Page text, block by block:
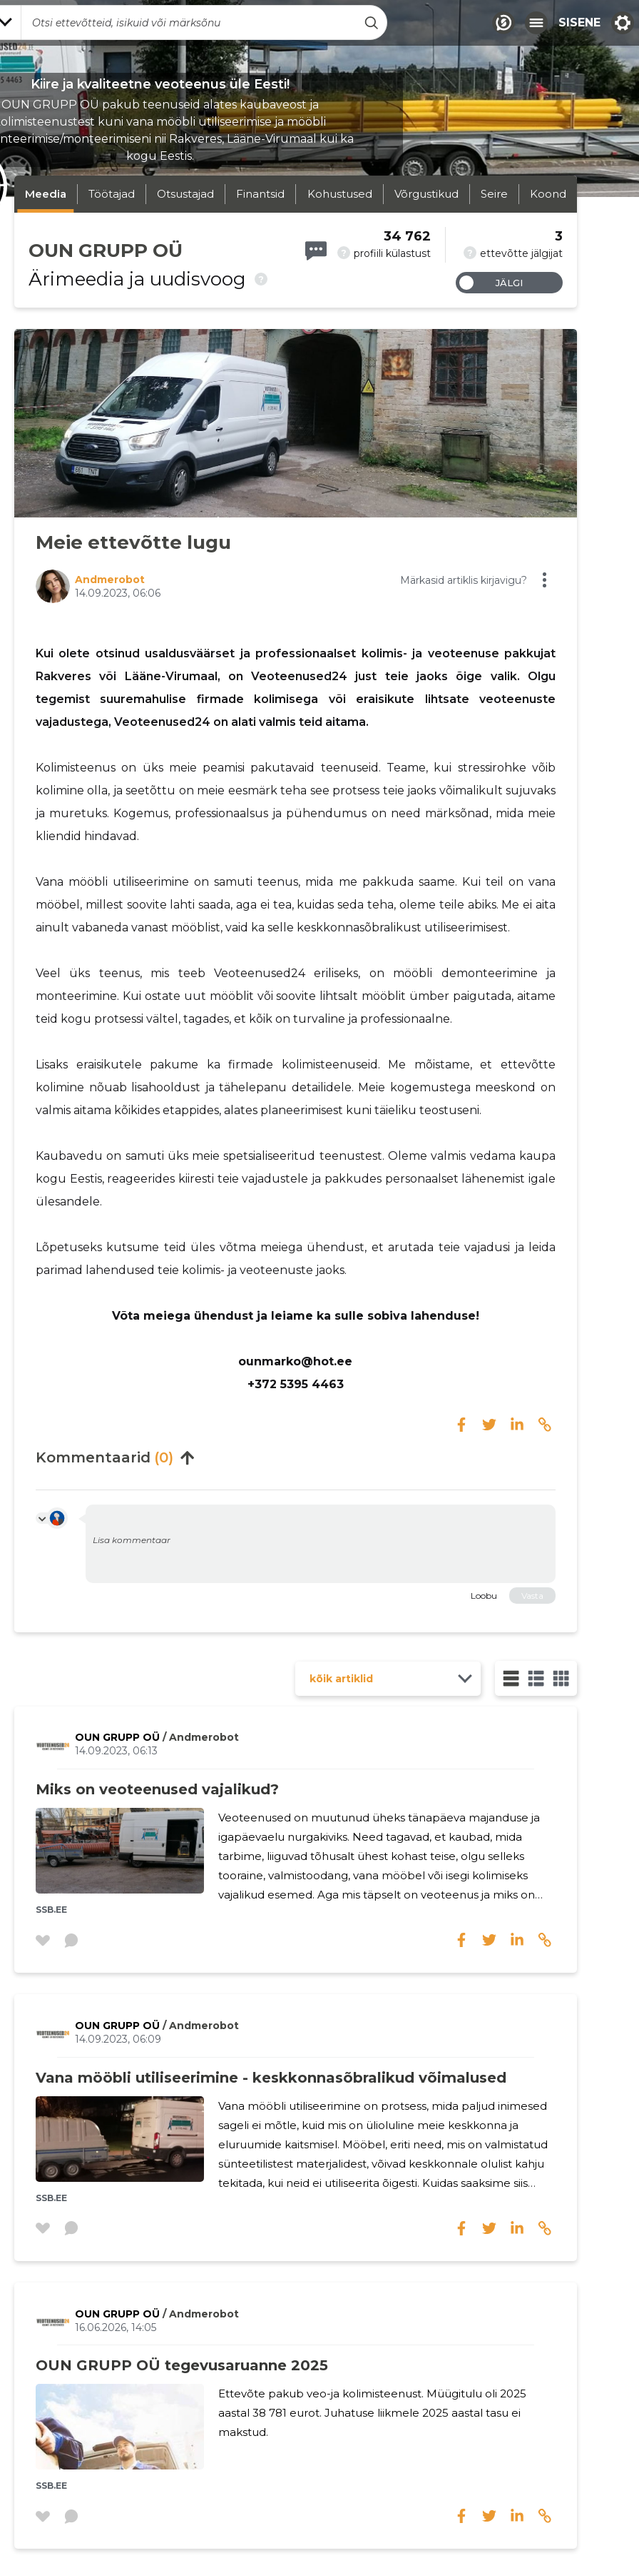
SISENE
Kiire ja kvaliteetne veoteenus üle Eesti!
OUN GRUPP OÜ pakub teenuseid alates kaubaveost ja
kuni vana mööbli utiliseerimise ja mööbli
monteerimiseni nii Rakveres, Lääne-Virumaal kui ka
kogu Eestis.
Meedia Töötajad Otsustajad Finantsid Kohustused Võrgustikud Seire Koond
OUN GRUPP OÜ
Ärimeedia ja uudisvoog
?
? profiili külastust
34 762
? ettevõtte jälgijat
3
JÄLGI
Meie ettevõtte lugu
Andmerobot
14.09.2023, 06:06
Märkasid artiklis kirjavigu?
Kui olete otsinud usaldusväärset ja professionaalset kolimis- ja veoteenuse pakkujat
Rakveres või Lääne-Virumaal, on Veoteenused24 just teie jaoks õige valik. Olgu
tegemist suuremahulise firmade kolimisega või eraisikute lihtsate veoteenuste
vajadustega, Veoteenused24 on alati valmis teid aitama.
Kolimisteenus on üks meie peamisi pakutavaid teenuseid. Teame, kui stressirohke võib
kolimine olla, ja seetõttu on meie eesmärk teha see protsess teie jaoks võimalikult sujuvaks
ja muretuks. Kogemus, professionaalsus ja pühendumus on need märksõnad, mida meie
kliendid hindavad.
Vana mööbli utiliseerimine on samuti teenus, mida me pakkuda saame. Kui teil on vana
mööbel, millest soovite lahti saada, aga ei tea, kuidas seda teha, oleme teile abiks. Me ei aita
ainult vabaneda vanast mööblist, vaid ka selle keskkonnasõbralikust utiliseerimisest.
Veel üks teenus, mis teeb Veoteenused24 eriliseks, on mööbli demonteerimine ja
monteerimine. Kui ostate uut mööblit või soovite lihtsalt mööblit ümber paigutada, aitame
teid kogu protsessi vältel, tagades, et kõik on turvaline ja professionaalne.
Lisaks eraisikutele pakume ka firmade kolimisteenuseid. Me mõistame, et ettevõtte
kolimine nõuab lisahooldust ja tähelepanu detailidele. Meie kogemustega meeskond on
valmis aitama kõikides etappides, alates planeerimisest kuni täieliku teostuseni.
Kaubavedu on samuti üks meie spetsialiseeritud teenustest. Oleme valmis vedama kaupa
kogu Eestis, reageerides kiiresti teie vajadustele ja pakkudes personaalset lähenemist igale
ülesandele.
Lõpetuseks kutsume teid üles võtma meiega ühendust, et arutada teie vajadusi ja leida
parimad lahendused teie kolimis- ja veoteenuste jaoks.
Võta meiega ühendust ja leiame ka sulle sobiva lahenduse!
ounmarko@hot.ee
+372 5395 4463
Sinu nimi
Kommentaarid (0)
Loobu Vasta
kõik artiklid
OUN GRUPP OÜ / Andmerobot
14.09.2023, 06:13
Miks on veoteenused vajalikud?
SSB.EE
Veoteenused on muutunud üheks tänapäeva majanduse ja
igapäevaelu nurgakiviks. Need tagavad, et kaubad, mida
tarbime, liiguvad tõhusalt ühest kohast teise, olgu selleks
tooraine, valmistoodang, vana mööbel või isegi kolimiseks
vajalikud esemed. Aga mis täpselt on veoteenus ja miks on
saadetiste ja muude esemete transportimist ühest kohast
pikki vahemaid rahvusvahelisel tasandil. Veoteenused võivad
Sinu nimi
OUN GRUPP OÜ / Andmerobot
14.09.2023, 06:09
Vana mööbli utiliseerimine - keskkonnasõbralikud võimalused
SSB.EE
Vana mööbli utiliseerimine on protsess, mida paljud inimesed
sageli ei mõtle, kuid mis on ülioluline meie keskkonna ja
eluruumide kaitsmisel. Mööbel, eriti need, mis on valmistatud
sünteetilistest materjalidest, võivad keskkonnale olulist kahju
tekitada, kui neid ei utiliseerita õigesti. Kuidas saaksime siis
kahjulikke aineid, mis võivad saastada meie vett, mulda ja
OUN GRUPP OÜ / Andmerobot
16.06.2026, 14:05
OUN GRUPP OÜ tegevusaruanne 2025
SSB.EE
Ettevõte pakub veo-ja kolimisteenust. Müügitulu oli 2025
aastal 38 781 eurot. Juhatuse liikmele 2025 aastal tasu ei
makstud.
Sinu nimi